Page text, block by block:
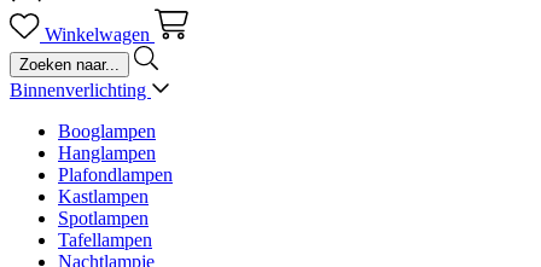
Winkelwagen
Binnenverlichting
Booglampen
Hanglampen
Plafondlampen
Kastlampen
Spotlampen
Tafellampen
Nachtlampje